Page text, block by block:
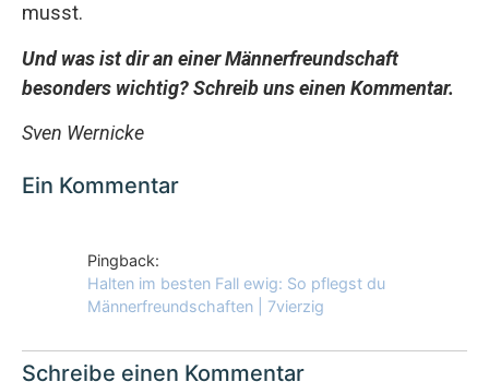
musst.
Und was ist dir an einer Männerfreundschaft
besonders wichtig? Schreib uns einen Kommentar.
Sven Wernicke
Ein Kommentar
Pingback:
Halten im besten Fall ewig: So pflegst du
Männerfreundschaften | 7vierzig
Schreibe einen Kommentar